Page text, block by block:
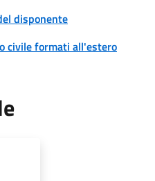
disponente
civile formati all'estero